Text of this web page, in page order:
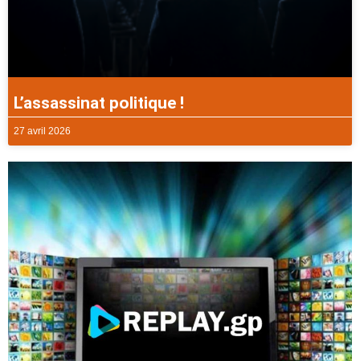
L’assassinat politique !
27 avril 2026